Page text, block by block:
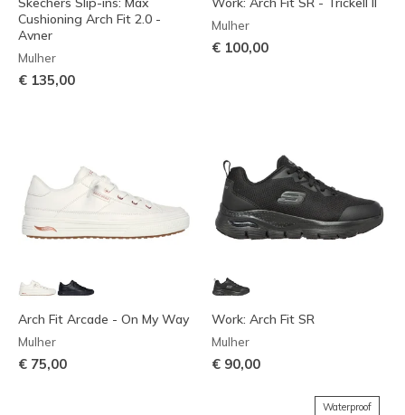
Cushioning Arch Fit 2.0 -
Avner
Mulher
€ 135,00
Mulher
€ 100,00
Arch Fit Arcade - On My Way
Mulher
€ 75,00
Work: Arch Fit SR
Mulher
€ 90,00
Waterproof